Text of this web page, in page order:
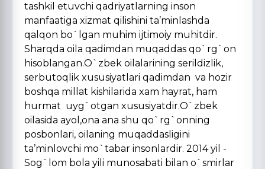
tashkil etuvchi qadriyatlarning inson
manfaatiga xizmat qilishini ta’minlashda
qalqon bo`lgan muhim ijtimoiy muhitdir.
Sharqda oila qadimdan muqaddas qo`rg`on
hisoblangan.O`zbek oilalarining serildizlik,
serbutoqlik xususiyatlari qadimdan va hozir
boshqa millat kishilarida xam hayrat, ham
hurmat uyg`otgan xususiyatdir.O`zbek
oilasida ayol,ona ana shu qo`rg`onning
posbonlari, oilaning muqaddasligini
ta’minlovchi mo`tabar insonlardir. 2014 yil -
Sog`lom bola yili munosabati bilan o`smirlar